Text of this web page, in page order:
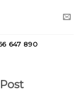
647 890